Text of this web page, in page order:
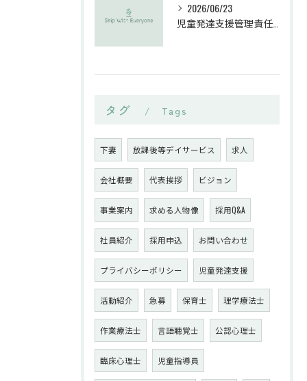
2026/06/23
タグ Tags
下妻 放課後等デイサービス 求人
会社概要 代表挨拶 ビジョン
事業案内 求める人物像 採用Q&A
社員紹介 採用申込 お問い合わせ
プライバシーポリシー 児童発達支援
活動紹介 急募 保育士 理学療法士
作業療法士 言語聴覚士 公認心理士
臨床心理士 児童指導員